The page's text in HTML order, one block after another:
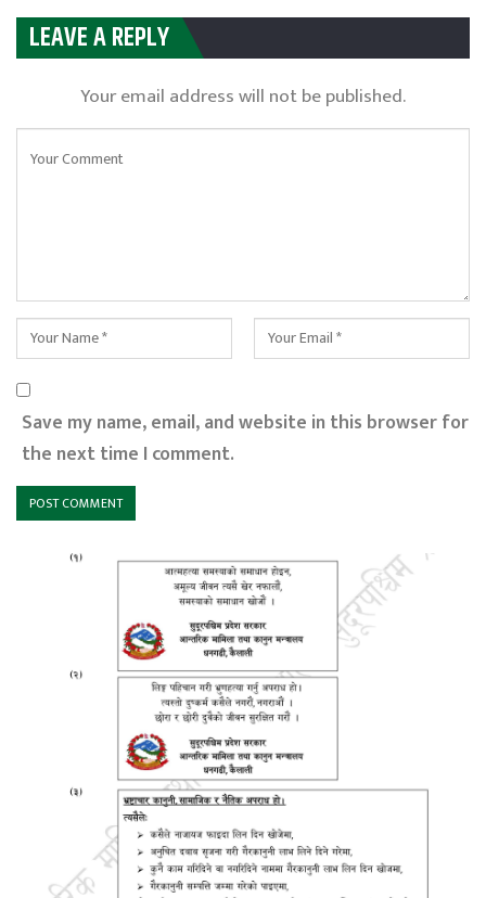
LEAVE A REPLY
Your email address will not be published.
Save my name, email, and website in this browser for
the next time I comment.